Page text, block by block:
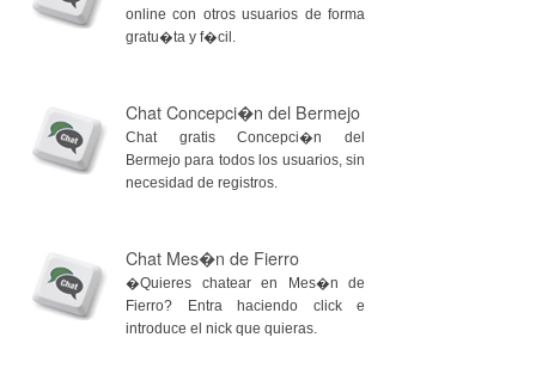
online con otros usuarios de forma
gratu�ta y f�cil.
Chat Concepci�n del Bermejo
Chat gratis Concepci�n del
Bermejo para todos los usuarios, sin
necesidad de registros.
Chat Mes�n de Fierro
�Quieres chatear en Mes�n de
Fierro? Entra haciendo click e
introduce el nick que quieras.